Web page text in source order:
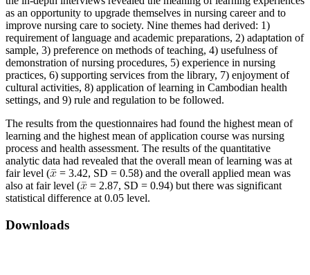
as an opportunity to upgrade themselves in nursing career and to
improve nursing care to society. Nine themes had derived: 1)
requirement of language and academic preparations, 2) adaptation of
sample, 3) preference on methods of teaching, 4) usefulness of
demonstration of nursing procedures, 5) experience in nursing
practices, 6) supporting services from the library, 7) enjoyment of
cultural activities, 8) application of learning in Cambodian health
settings, and 9) rule and regulation to be followed.
The results from the questionnaires had found the highest mean of
learning and the highest mean of application course was nursing
process and health assessment. The results of the quantitative
analytic data had revealed that the overall mean of learning was at
fair level (
= 3.42, SD = 0.58) and the overall applied mean was
also at fair level (
= 2.87, SD = 0.94) but there was significant
statistical difference at 0.05 level.
Downloads